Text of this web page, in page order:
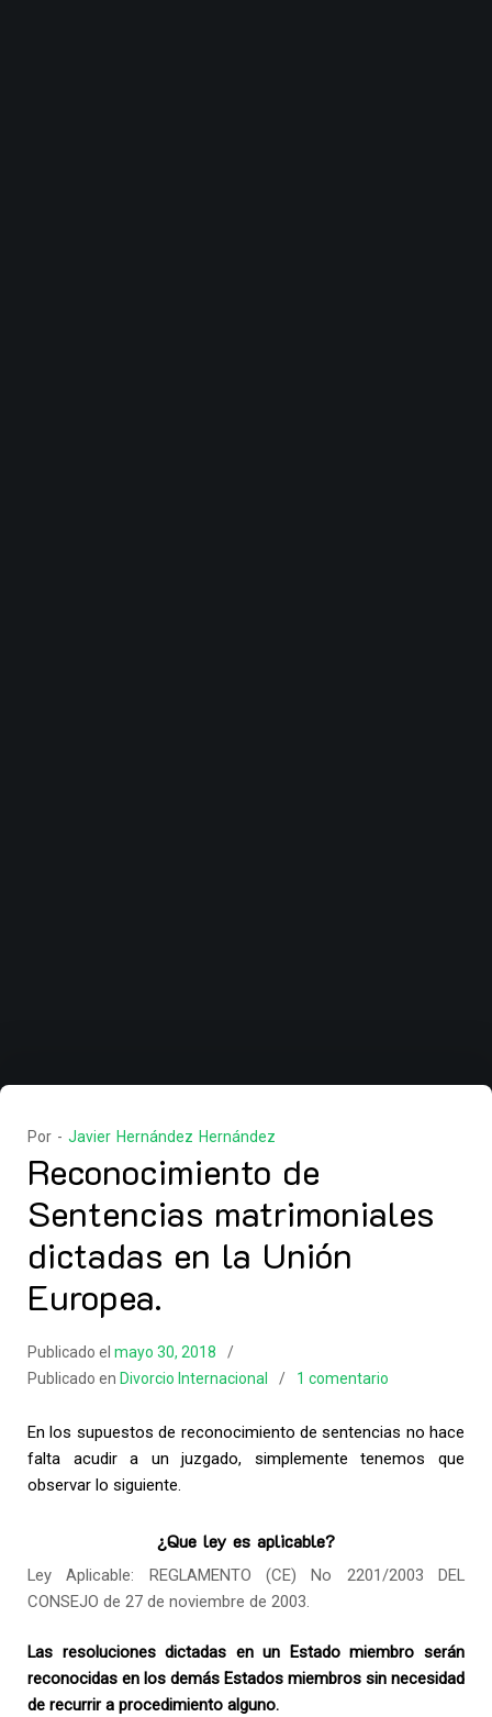
Por - Javier Hernández Hernández
Reconocimiento de
Sentencias matrimoniales
dictadas en la Unión
Europea.
Publicado el mayo 30, 2018
Publicado en Divorcio Internacional 1 comentario
En los supuestos de reconocimiento de sentencias no hace
falta acudir a un juzgado, simplemente tenemos que
observar lo siguiente.
¿Que ley es aplicable?
Ley Aplicable: REGLAMENTO (CE) No 2201/2003 DEL
CONSEJO de 27 de noviembre de 2003.
Las resoluciones dictadas en un Estado miembro serán
reconocidas en los demás Estados miembros sin necesidad
de recurrir a procedimiento alguno.